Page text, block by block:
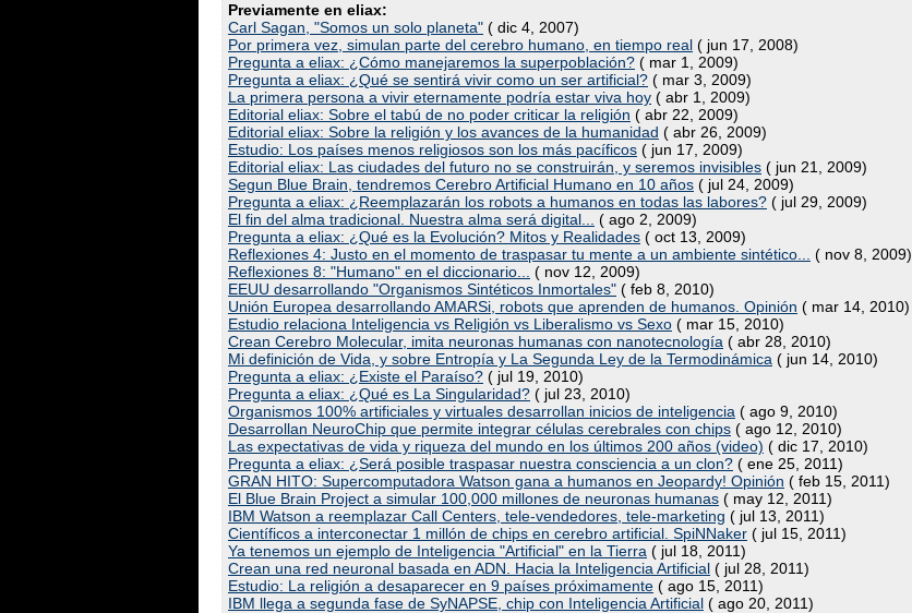
Previamente en eliax:
Carl Sagan, "Somos un solo planeta" ( dic 4, 2007)
Por primera vez, simulan parte del cerebro humano, en tiempo real ( jun 17, 2008)
Pregunta a eliax: ¿Cómo manejaremos la superpoblación? ( mar 1, 2009)
Pregunta a eliax: ¿Qué se sentirá vivir como un ser artificial? ( mar 3, 2009)
La primera persona a vivir eternamente podría estar viva hoy ( abr 1, 2009)
Editorial eliax: Sobre el tabú de no poder criticar la religión ( abr 22, 2009)
Editorial eliax: Sobre la religión y los avances de la humanidad ( abr 26, 2009)
Estudio: Los países menos religiosos son los más pacíficos ( jun 17, 2009)
Editorial eliax: Las ciudades del futuro no se construirán, y seremos invisibles ( jun 21, 2009)
Segun Blue Brain, tendremos Cerebro Artificial Humano en 10 años ( jul 24, 2009)
Pregunta a eliax: ¿Reemplazarán los robots a humanos en todas las labores? ( jul 29, 2009)
El fin del alma tradicional. Nuestra alma será digital...
( ago 2, 2009)
Pregunta a eliax: ¿Qué es la Evolución? Mitos y Realidades ( oct 13, 2009)
Reflexiones 4: Justo en el momento de traspasar tu mente a un ambiente sintético...
( nov 8, 2009)
Reflexiones 8: "Humano" en el diccionario...
( nov 12, 2009)
EEUU desarrollando "Organismos Sintéticos Inmortales" ( feb 8, 2010)
Unión Europea desarrollando AMARSi, robots que aprenden de humanos. Opinión ( mar 14, 2010)
Estudio relaciona Inteligencia vs Religión vs Liberalismo vs Sexo ( mar 15, 2010)
Crean Cerebro Molecular, imita neuronas humanas con nanotecnología ( abr 28, 2010)
Mi definición de Vida, y sobre Entropía y La Segunda Ley de la Termodinámica ( jun 14, 2010)
Pregunta a eliax: ¿Existe el Paraíso? ( jul 19, 2010)
Pregunta a eliax: ¿Qué es La Singularidad? ( jul 23, 2010)
Organismos 100% artificiales y virtuales desarrollan inicios de inteligencia ( ago 9, 2010)
Desarrollan NeuroChip que permite integrar células cerebrales con chips ( ago 12, 2010)
Las expectativas de vida y riqueza del mundo en los últimos 200 años (video) ( dic 17, 2010)
Pregunta a eliax: ¿Será posible traspasar nuestra consciencia a un clon? ( ene 25, 2011)
GRAN HITO: Supercomputadora Watson gana a humanos en Jeopardy! Opinión ( feb 15, 2011)
El Blue Brain Project a simular 100,000 millones de neuronas humanas ( may 12, 2011)
IBM Watson a reemplazar Call Centers, tele-vendedores, tele-marketing ( jul 13, 2011)
Científicos a interconectar 1 millón de chips en cerebro artificial. SpiNNaker ( jul 15, 2011)
Ya tenemos un ejemplo de Inteligencia "Artificial" en la Tierra ( jul 18, 2011)
Crean una red neuronal basada en ADN. Hacia la Inteligencia Artificial ( jul 28, 2011)
Estudio: La religión a desaparecer en 9 países próximamente ( ago 15, 2011)
IBM llega a segunda fase de SyNAPSE, chip con Inteligencia Artificial ( ago 20, 2011)